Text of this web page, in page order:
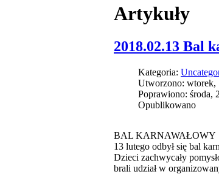
Artykuły
2018.02.13 Bal
Kategoria:
Utworzono: wtorek,
Poprawiono: środa,
Opublikowano
BAL KARNAWAŁOWY
13 lutego odbył się bal
Dzieci zachwycały
brali udział w